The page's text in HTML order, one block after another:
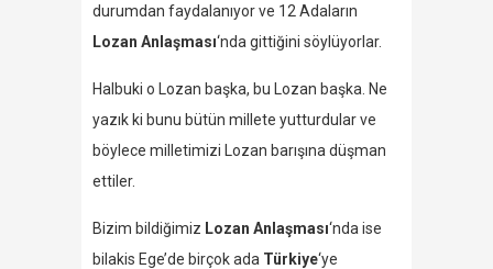
durumdan faydalanıyor ve 12 Adaların
Lozan Anlaşması‘nda gittiğini söylüyorlar.
Halbuki o Lozan başka, bu Lozan başka. Ne
yazık ki bunu bütün millete yutturdular ve
böylece milletimizi Lozan barışına düşman
ettiler.
Bizim bildiğimiz Lozan Anlaşması‘nda ise
bilakis Ege’de birçok ada Türkiye‘ye